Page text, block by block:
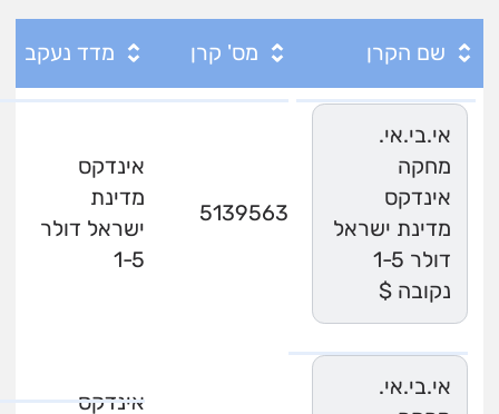
שם הקרן מס' קרן מדד נעקב
אי.בי.אי.
מחקה
אינדקס
מדינת ישראל
דולר 1-5
נקובה $
5139563
אינדקס
מדינת
ישראל דולר
1-5
אי.בי.אי.
אינדקס